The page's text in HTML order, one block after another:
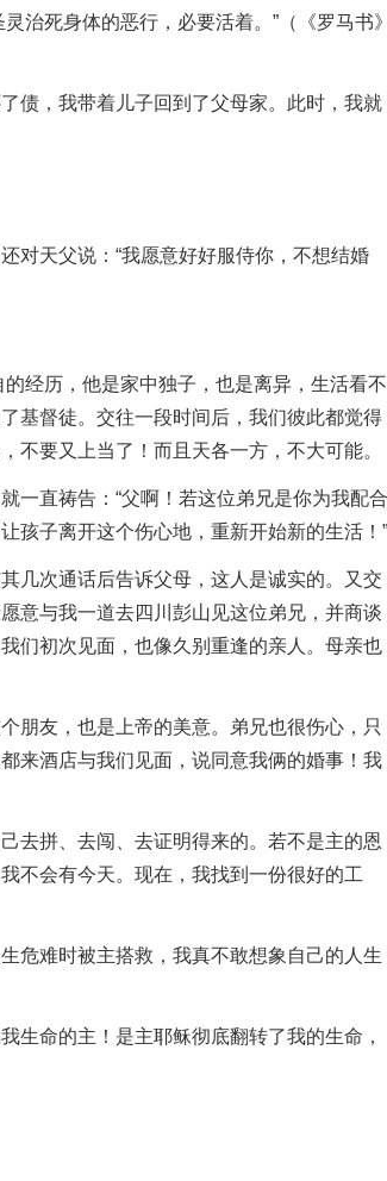
治死身体的恶行，必要活着。”（《罗马书
，我带着儿子回到了父母家。此时，我就
天父说：“我愿意好好服侍你，不想结婚
经历，他是家中独子，也是离异，生活看不
基督徒。交往一段时间后，我们彼此都觉得
不要又上当了！而且天各一方，不大可能。
直祷告：“父啊！若这位弟兄是你为我配合
孩子离开这个伤心地，重新开始新的生活！”
次通话后告诉父母，这人是诚实的。又交
意与我一道去四川彭山见这位弟兄，并商谈
们初次见面，也像久别重逢的亲人。母亲也
友，也是上帝的美意。弟兄也很伤心，只
来酒店与我们见面，说同意我俩的婚事！我
拼、去闯、去证明得来的。若不是主的恩
不会有今天。现在，我找到一份很好的工
难时被主搭救，我真不敢想象自己的人生
命的主！是主耶稣彻底翻转了我的生命，